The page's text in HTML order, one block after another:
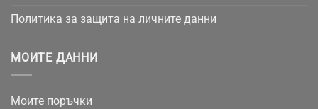
Политика за защита на личните данни
МОИТЕ ДАННИ
Моите поръчки